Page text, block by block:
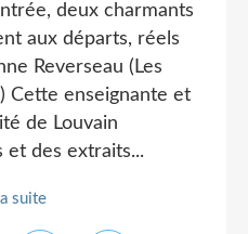
deux charmants
aux départs, réels
Reverseau (Les
Cette enseignante et
de Louvain
et des extraits...
suite